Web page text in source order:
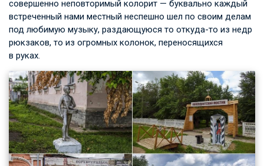
совершенно неповторимый колорит — буквально каждый
встреченный нами местный неспешно шел по своим делам
под любимую музыку, раздающуюся то откуда-то из недр
рюкзаков, то из огромных колонок, переносящихся
в руках.